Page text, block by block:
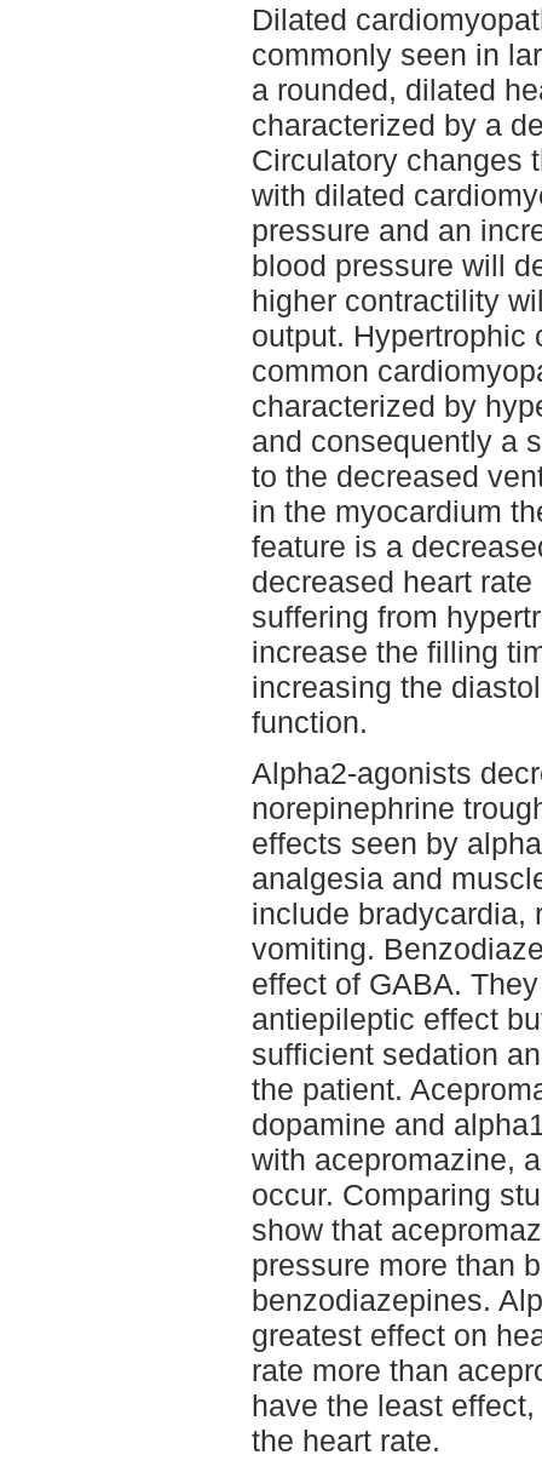
Dilated
commonly seen in
a rounded, dilated
characterized by a
Circulatory changes
with dilated
pressure and an
blood pressure will
higher contractility
output. Hypertrophic
common
characterized by
and consequently a
to the decreased
in the myocardium
feature is a
decreased heart
suffering from
increase the filling
increasing the
function.
Alpha2-agonists
norepinephrine
effects seen by
analgesia and
include bradycardia,
vomiting.
effect of GABA.
antiepileptic effect
sufficient sedation
the patient.
dopamine and
with acepromazine,
occur. Comparing
show that
pressure more than
benzodiazepines.
greatest effect on
rate more than
have the least
the heart rate.